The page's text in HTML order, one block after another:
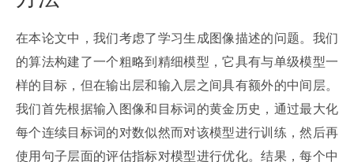
在本论文中，我们考虑了学习生成图像描述的问题。我们
的算法构建了一个粗略到精细模型，它具有与单级模型一
样的目标，但在输出层和输入层之间具有额外的中间层。
我们首先根据输入图像和目标词的黄金历史，通过最大化
每个连续目标词的对数似然而对该模型进行训练，然后再
使用句子层面的评估指标对模型进行优化。结果，每个中